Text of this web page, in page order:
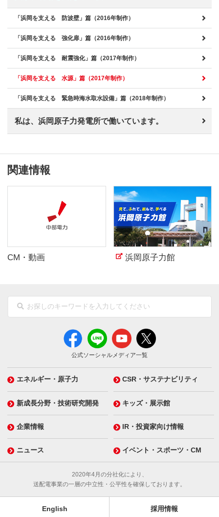
「浜岡を支える 防波壁」篇（2016年制作）
「浜岡を支える 強化扉」篇（2016年制作）
「浜岡を支える 耐震強化」篇（2017年制作）
「浜岡を支える 水源」篇（2017年制作）
「浜岡を支える 緊急時海水取水設備」篇（2018年制作）
私は、浜岡原子力発電所で働いています。
関連情報
CM・動画 浜岡原子力館
公式ソーシャルメディア一覧
エネルギー・原子力 CSR・サステナビリティ
新成長分野・技術研究開発 キッズ・展示館
企業情報 IR・投資家向け情報
ニュース イベント・スポーツ・CM
2020年4月の分社化により、
送配電事業の一層の中立性・公平性を確保しております。
English 採用情報